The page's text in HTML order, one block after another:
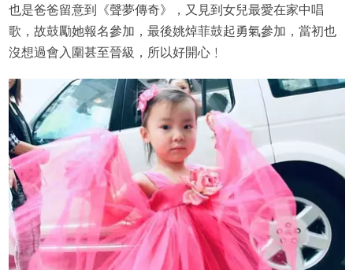
也是爸爸留意到《聲夢傳奇》，又見到女兒最愛在家中唱
歌，故鼓勵她報名參加，最後姚焯菲鼓起勇氣參加，當初也
沒想過會入圍甚至晉級，所以好開心﹗